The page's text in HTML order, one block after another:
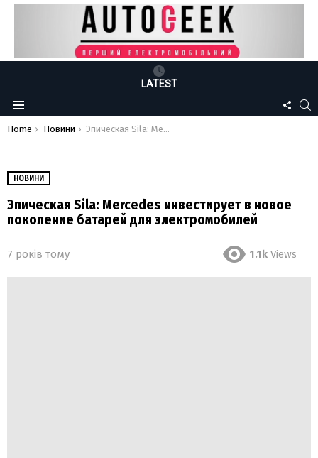
LATEST
Menu
US
You are here:
Home Новини Эпическая Sila: Mercedes инвестирует в новое поколение батарей для электромобилей
НОВИНИ
Эпическая Sila: Mercedes инвестирует в новое
поколение батарей для электромобилей
7 років тому 1.1k Views